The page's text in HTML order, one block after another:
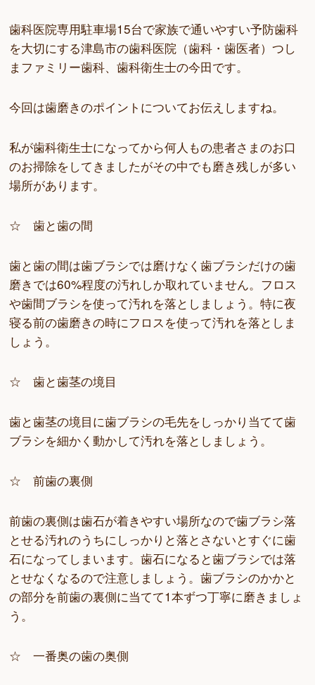
歯科医院専用駐車場15台で家族で通いやすい予防歯科
を大切にする津島市の歯科医院（歯科・歯医者）つし
まファミリー歯科、歯科衛生士の今田です。
今回は歯磨きのポイントについてお伝えしますね。
私が歯科衛生士になってから何人もの患者さまのお口
のお掃除をしてきましたがその中でも磨き残しが多い
場所があります。
☆ 歯と歯の間
歯と歯の間は歯ブラシでは磨けなく歯ブラシだけの歯
磨きでは60%程度の汚れしか取れていません。フロス
や歯間ブラシを使って汚れを落としましょう。特に夜
寝る前の歯磨きの時にフロスを使って汚れを落としま
しょう。
☆ 歯と歯茎の境目
歯と歯茎の境目に歯ブラシの毛先をしっかり当てて歯
ブラシを細かく動かして汚れを落としましょう。
☆ 前歯の裏側
前歯の裏側は歯石が着きやすい場所なので歯ブラシ落
とせる汚れのうちにしっかりと落とさないとすぐに歯
石になってしまいます。歯石になると歯ブラシでは落
とせなくなるので注意しましょう。歯ブラシのかかと
の部分を前歯の裏側に当てて1本ずつ丁寧に磨きましょ
う。
☆ 一番奥の歯の奥側